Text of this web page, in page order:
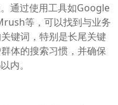
通过使用工具如Google
等，可以找到与业务
键词，特别是长尾关键
体的搜索习惯，并确保
内。